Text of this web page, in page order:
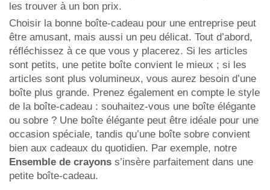
les trouver à un bon prix.
Choisir la bonne boîte-cadeau pour une entreprise peut
être amusant, mais aussi un peu délicat. Tout d’abord,
réfléchissez à ce que vous y placerez. Si les articles
sont petits, une petite boîte convient le mieux ; si les
articles sont plus volumineux, vous aurez besoin d’une
boîte plus grande. Prenez également en compte le style
de la boîte-cadeau : souhaitez-vous une boîte élégante
ou sobre ? Une boîte élégante peut être idéale pour une
occasion spéciale, tandis qu’une boîte sobre convient
bien aux cadeaux du quotidien. Par exemple, notre
Ensemble de crayons s’insère parfaitement dans une
petite boîte-cadeau.